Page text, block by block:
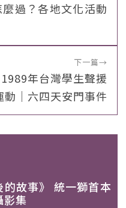
過？各地文化活動
下一篇→
年台灣學生聲援
動｜六四天安門事件
的故事》 統一獅首本
影集